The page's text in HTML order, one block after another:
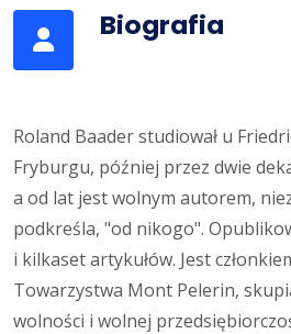
Biografia
Roland Baader studiował u
Fryburgu, później przez dwie
a od lat jest wolnym autorem,
podkreśla, "od nikogo".
i kilkaset artykułów. Jest
Towarzystwa Mont Pelerin,
wolności i wolnej